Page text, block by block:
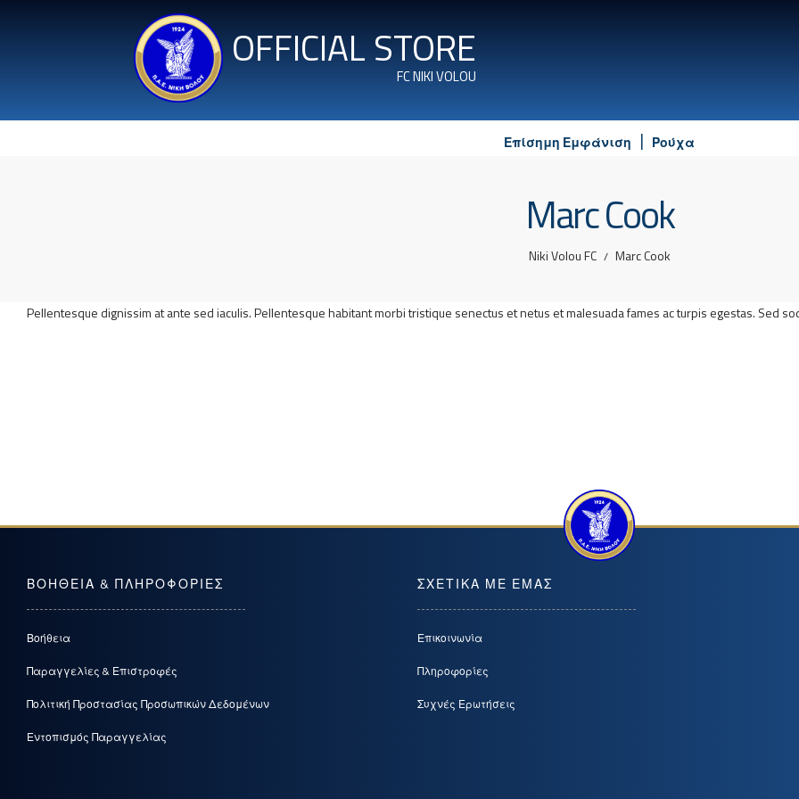
OFFICIAL STORE
FC NIKI VOLOU
Επίσημη Εμφάνιση Ρούχα
Marc Cook
Niki Volou FC / Marc Cook
Pellentesque dignissim at ante sed iaculis. Pellentesque habitant morbi tristique senectus et netus et malesuada fames ac turpis egestas. Sed
ΒΟΗΘΕΙΑ & ΠΛΗΡΟΦΟΡΙΕΣ
Βοήθεια
Παραγγελίες & Επιστροφές
Πολιτική Προστασίας Προσωπικών Δεδομένων
Εντοπισμός Παραγγελίας
ΣΧΕΤΙΚΑ ΜΕ ΕΜΑΣ
Επικοινωνία
Πληροφορίες
Συχνές Ερωτήσεις